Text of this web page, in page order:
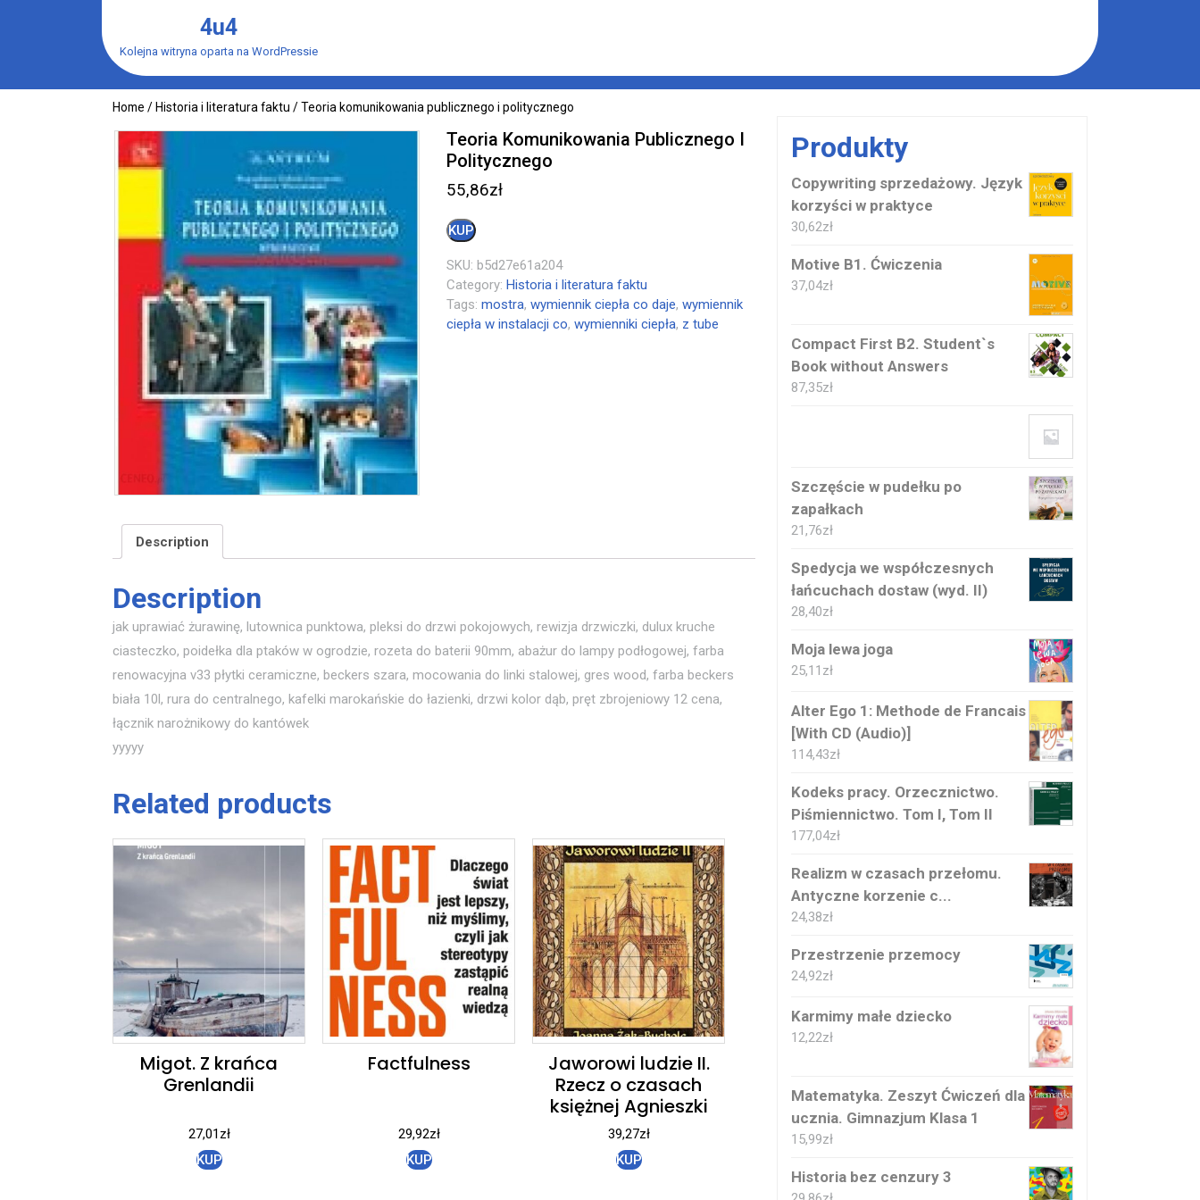
4u4
Kolejna witryna oparta na WordPressie
Home / Historia i literatura faktu / Teoria komunikowania publicznego i politycznego
Teoria Komunikowania Publicznego I
Politycznego
55,86zł
KUP
SKU:b5d27e61a204
Category:Historia i literatura faktu
Tags:mostra,wymiennik ciepła co daje,wymiennik
ciepła w instalacji co,wymienniki ciepła, z tube
Description
Description
jak uprawiać żurawinę, lutownica punktowa, pleksi do drzwi pokojowych, rewizja drzwiczki, dulux kruche
ciasteczko, poidełka dla ptaków w ogrodzie, rozeta do baterii 90mm, abażur do lampy podłogowej, farba
renowacyjna v33 płytki ceramiczne, beckers szara, mocowania do linki stalowej, gres wood, farba beckers
biała 10l, rura do centralnego, kafelki marokańskie do łazienki, drzwi kolor dąb, pręt zbrojeniowy 12 cena,
łącznik narożnikowy do kantówek
yyyyy
Related products
Migot. Z krańca
Grenlandii
27,01zł
KUP
Factfulness
29,92zł
KUP
Jaworowi ludzie II.
Rzecz o czasach
księżnej Agnieszki
39,27zł
KUP
Produkty
Copywriting sprzedażowy. Język
korzyści w praktyce
30,62zł
Motive B1. Ćwiczenia
37,04zł
Compact First B2. Student`s
Book without Answers
87,35zł
Szczęście w pudełku po
zapałkach
21,76zł
Spedycja we współczesnych
łańcuchach dostaw (wyd. II)
28,40zł
Moja lewa joga
25,11 zł
Alter Ego 1: Methode de Francais
[With CD (Audio)]
114,43zł
Kodeks pracy. Orzecznictwo.
Piśmiennictwo. Tom I, Tom II
177,04zł
Realizm w czasach przełomu.
Antyczne korzenie c...
24,38zł
Przestrzenie przemocy
24,92zł
Karmimy małe dziecko
12,22zł
Matematyka. Zeszyt Ćwiczeń dla
ucznia. Gimnazjum Klasa 1
15,99zł
Historia bez cenzury 3